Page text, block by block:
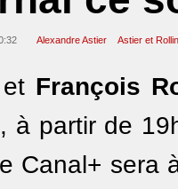
Alexandre Astier Astier et Rollin
et François
à partir de
Canal+